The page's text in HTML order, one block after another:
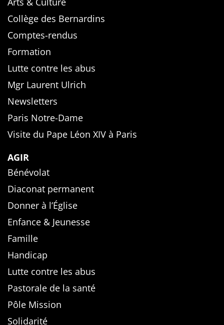
Collège des Bernardins
Comptes-rendus
Formation
Lutte contre les abus
Mgr Laurent Ulrich
Newsletters
Paris Notre-Dame
Visite du Pape Léon XIV à Paris
AGIR
Bénévolat
Diaconat permanent
Donner à l’Église
Enfance & Jeunesse
Famille
Handicap
Lutte contre les abus
Pastorale de la santé
Pôle Mission
Solidarité